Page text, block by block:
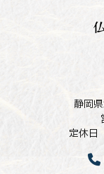
静岡
定休日